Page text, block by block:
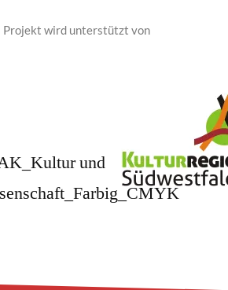
Projekt wird unterstützt von